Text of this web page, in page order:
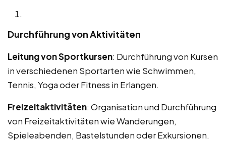
Durchführung von Aktivitäten
Leitung von Sportkursen: Durchführung von Kursen
in verschiedenen Sportarten wie Schwimmen,
Tennis, Yoga oder Fitness in Erlangen.
Freizeitaktivitäten: Organisation und Durchführung
von Freizeitaktivitäten wie Wanderungen,
Spieleabenden, Bastelstunden oder Exkursionen.